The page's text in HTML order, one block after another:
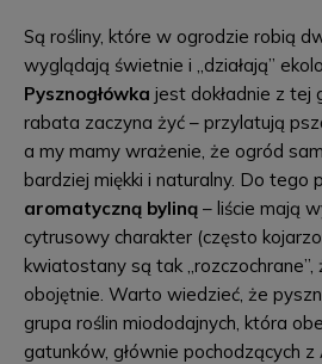
Są rośliny, które w ogrodzie robią
wyglądają świetnie i „działają”
Pysznogłówka jest dokładnie z tej
rabata zaczyna żyć – przylatują
a my mamy wrażenie, że ogród
bardziej miękki i naturalny. Do tego
aromatyczną byliną – liście mają
cytrusowy charakter (często
kwiatostany są tak
obojętnie. Warto wiedzieć, że
grupa roślin miododajnych, która
gatunków, głównie pochodzących z